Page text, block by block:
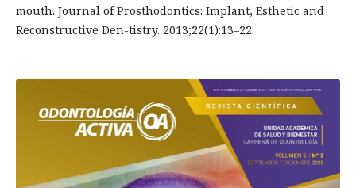
mouth. Journal of Prosthodontics: Implant, Esthetic and
Reconstructive Den-tistry. 2013;22(1):13–22.